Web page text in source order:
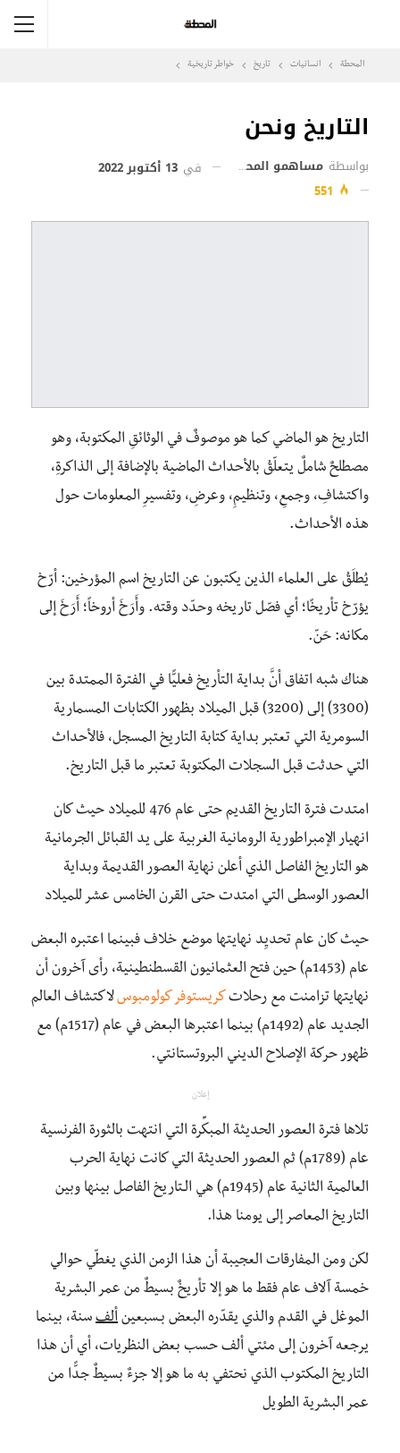
المحطة انسانيات تاريخ خواطر تاريخية
التاريخ ونحن
بواسطة مساهمو المحطة في 13 أكتوبر 2022
التاريخ هو الماضي كما هو موصوفٌ في الوثائقِ المكتوبة، وهو
مصطلحٌ شاملٌ يتعلّقُ بالأحداث الماضية بالإضافة إلى الذاكرةِ،
واكتشافِ، وجمعِ، وتنظيمِ، وعرضِ، وتفسيرِ المعلومات حول
هذه الأحداث.
يُطلَقُ على العلماء الذين يكتبون عن التاريخ اسم المؤرخين: أرّخ
يؤرّخ تأريخًا؛ أي فصّل تاريخه وحدّد وقته. وأَرَخَ أروخاً؛ أَرَخَ إلى
مكانه: حَنّ.
هناك شبه اتفاق أنَّ بداية التأريخ فعليًّا في الفترة الممتدة بين
(3300) إلى (3200) قبل الميلاد بظهور الكتابات المسمارية
السومرية التي تعتبر بداية كتابة التاريخ المسجل، فالأحداث
التي حدثت قبل السجلات المكتوبة تعتبر ما قبل التاريخ.
امتدت فترة التاريخ القديم حتى عام 476 للميلاد حيث كان
انهيار الإمبراطورية الرومانية الغربية على يد القبائل الجرمانية
هو التاريخ الفاصل الذي أعلن نهاية العصور القديمة وبداية
العصور الوسطى التي امتدت حتى القرن الخامس عشر للميلاد
حيث كان عام تحديِد نهايتها موضع خلاف فبينما اعتبره البعض
عام (1453م) حين فتح العثمانيون القسطنطينية، رأى آخرون أن
نهايتها تزامنت مع رحلات كريستوفر كولومبوسلاكتشاف العالم
الجديد عام (1492م) بينما اعتبرها البعض في عام (1517م) مع
ظهور حركة الإصلاح الديني البروتستانتي.
إعلان
تلاها فترة العصور الحديثة المبكِّرة التي انتهت بالثورة الفرنسية
عام (1789م) ثم العصور الحديثة التي كانت نهاية الحرب
العالمية الثانية عام (1945م) هي الـتاريخ الفاصل بينها وبين
التاريخ المعاصر إلى يومنا هذا.
لكن ومن المفارقات العجيبة أن هذا الزمن الذي يغطّي حوالي
خمسة آلاف عام فقط ما هو إلا تأريخٌ بسيطٌ من عمر البشرية
الموغل في القدم والذي يقدّره البعض بـسبعين ألف سنة، بينما
يرجعه آخرون إلى مئتي ألف حسب بعض النظريات، أي أن هذا
التاريخ المكتوب الذي نحتفي به ما هو إلا جزءٌ بسيطٌ جدًّا من
عمر البشرية الطويل